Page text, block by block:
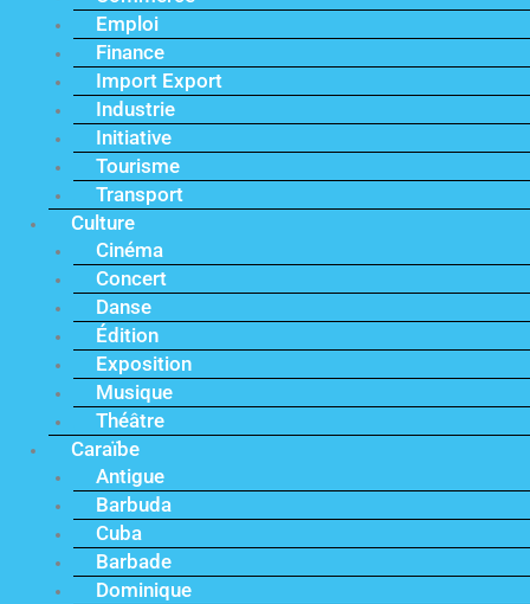
Emploi
Finance
Import Export
Industrie
Initiative
Tourisme
Transport
Culture
Cinéma
Concert
Danse
Édition
Exposition
Musique
Théâtre
Caraïbe
Antigue
Barbuda
Cuba
Barbade
Dominique